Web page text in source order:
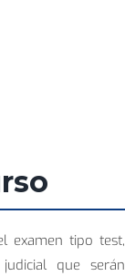
examen tipo test,
que serán